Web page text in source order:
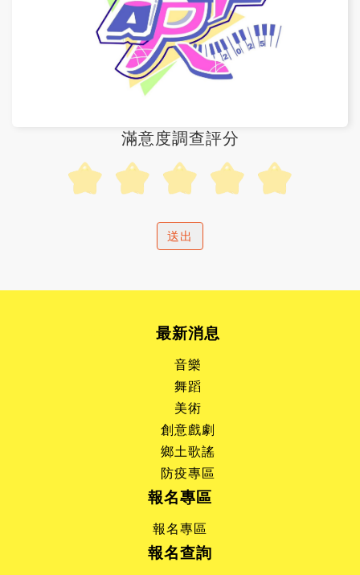
滿意度調查評分
最新消息
音樂
舞蹈
美術
創意戲劇
鄉土歌謠
防疫專區
報名專區
報名專區
報名查詢